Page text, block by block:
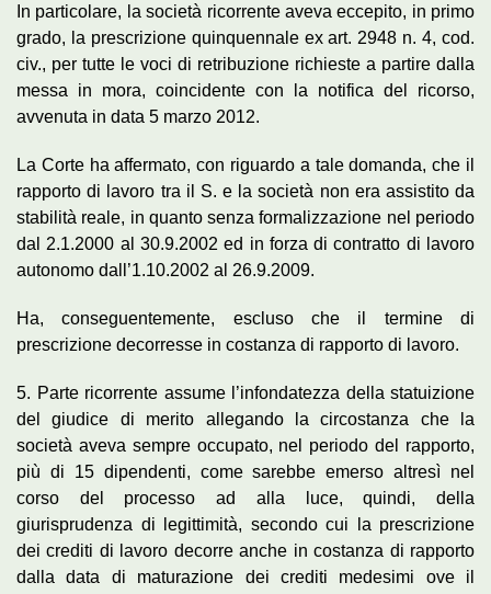
In particolare, la società ricorrente aveva eccepito, in primo
grado, la prescrizione quinquennale ex art. 2948 n. 4, cod.
civ., per tutte le voci di retribuzione richieste a partire dalla
messa in mora, coincidente con la notifica del ricorso,
avvenuta in data 5 marzo 2012.
La Corte ha affermato, con riguardo a tale domanda, che il
rapporto di lavoro tra il S. e la società non era assistito da
stabilità reale, in quanto senza formalizzazione nel periodo
dal 2.1.2000 al 30.9.2002 ed in forza di contratto di lavoro
autonomo dall’1.10.2002 al 26.9.2009.
Ha, conseguentemente, escluso che il termine di
prescrizione decorresse in costanza di rapporto di lavoro.
5. Parte ricorrente assume l’infondatezza della statuizione
del giudice di merito allegando la circostanza che la
società aveva sempre occupato, nel periodo del rapporto,
più di 15 dipendenti, come sarebbe emerso altresì nel
corso del processo ad alla luce, quindi, della
giurisprudenza di legittimità, secondo cui la prescrizione
dei crediti di lavoro decorre anche in costanza di rapporto
dalla data di maturazione dei crediti medesimi ove il